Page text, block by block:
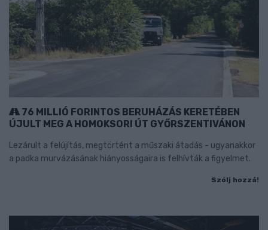
76 MILLIÓ FORINTOS BERUHÁZÁS KERETÉBEN
ÚJULT MEG A HOMOKSORI ÚT GYŐRSZENTIVÁNON
Lezárult a felújítás, megtörtént a műszaki átadás - ugyanakkor
a padka murvázásának hiányosságaira is felhívták a figyelmet.
Szólj hozzá!